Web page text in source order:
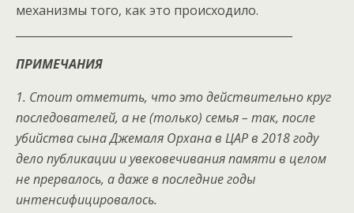
механизмы того, как это происходило.
ПРИМЕЧАНИЯ
1. Стоит отметить, что это действительно круг
последователей, а не (только) семья – так, после
убийства сына Джемаля Орхана в ЦАР в 2018 году
дело публикации и увековечивания памяти в целом
не прервалось, а даже в последние годы
интенсифицировалось.